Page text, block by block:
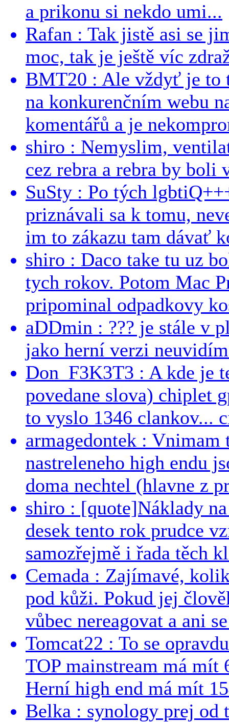
a prikonu si nekdo umi...
Rafan : Tak jistě asi se
moc, tak je ještě víc
BMT20 : Ale vždyť je to
na konkurenčním webu
komentářů a je
shiro : Nemyslim,
cez rebra a rebra by boli
SuSty : Po tých
priznávali sa k tomu,
im to zákazu tam dávať
shiro : Daco take tu uz
tych rokov. Potom Mac
pripominal odpadkovy
aDDmin : ??? je stále v
jako herní verzi
Don_F3K3T3 : A kde je
povedane slova) chiplet
to vyslo 1346 clankov...
armagedontek : Vnimam
nastreleneho high endu
doma nechtel (hlavne z
shiro : [quote]Náklady
desek tento rok prudce
samozřejmě i řada těch
Cemada : Zajímavé,
pod kůži. Pokud jej
vůbec nereagovat a ani
Tomcat22 : To se
TOP mainstream má
Herní high end má mít
Belka : synology prej od